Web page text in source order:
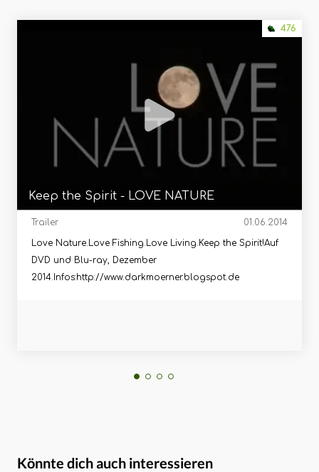
Keep the Spirit - LOVE NATURE
476
Trailer 01.06.2014
Love Nature.Love Fishing.Love Living.Keep the Spirit!Auf
DVD und Blu-ray, Dezember
2014.Infos:http://www.darkmoerner.blogspot.de
Könnte dich auch interessieren